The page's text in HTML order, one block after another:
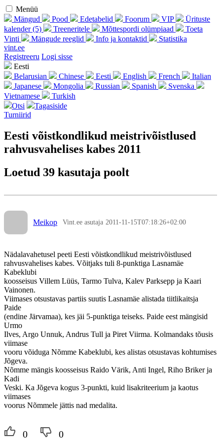
Menüü
Mängud
Pood Edetabelid Foorum VIP
Ürituste
kalender (5)
Treeneritele Mõttespordi olümpiaad
Toeta
Vinti
Mängude reeglid Info ja kontaktid
Statistika
vint.ee
Regist­reeru Logi sisse
Eesti
Belarusian
Chinese Eesti English French
Italian
Japanese
Mongolia Russian Spanish
Svenska
Vietnamese
Turkish
Otsi
Tagasiside
Turniirid
Eesti võistkondl​ikud meistrivõi​stlused
rahvusvahe​lises kabes 2011
Loetud 39 kasutaja poolt
Meikop Vint.ee asutaja 2011-11-15T07:18:26+02:00
Nädalavahetusel peeti Eesti võistkondlikud meistrivõistlused
rahvusvahelises kabes. Võitjaks tuli 8-punktiga Lasnamäe
Kabeklubi
koosseisus Villem Lüüs, Tarmo Tulva, Kalev Parksepp ja Kaari
Vainonen.
Viimases otsustavas partiis suutis Lasnamäe alistada tiitlikaitsja
Paide
(endine Järvamaa), kes jäi 5-punktiga teiseks. Paide eest mängisid
Urmo
Ilves, Argo Unnuk, Andrus Tull ja Piret Viirma. Kolmandaks tõusis
viimase
vooru võiduga Nõmme Kabeklubi, kes alistas otsustavas kohtumises
Jõgeva.
Nõmme mängis koosseisus Raido Värik, Anti Ingel, Riho Briker ja
Kadi
Veski. Ka Jõgeva kogus 3-punkti, kuid lisakriteerium ja kaotus
viimases
voorus Nõmmele jättis nad medalita.
0 0